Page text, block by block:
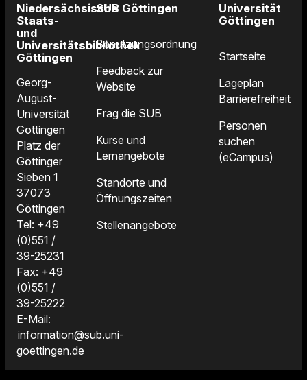
Niedersächsische
Staats-
und
Universitätsbibliothek
Göttingen
Georg-
August-
Universität
Göttingen
Platz der
Göttinger
Sieben 1
37073
Göttingen
Tel: +49
(0)551 /
39-25231
Fax: +49
(0)551 /
39-25222
E-Mail:
information@sub.uni-
goettingen.de
SUB Göttingen
Benutzungsordnung
Feedback zur
Website
Frag die SUB
Kurse und
Lernangebote
Standorte und
Öffnungszeiten
Stellenangebote
Universität
Göttingen
Startseite
Lageplan
Barrierefreiheit
Personen
suchen
(eCampus)